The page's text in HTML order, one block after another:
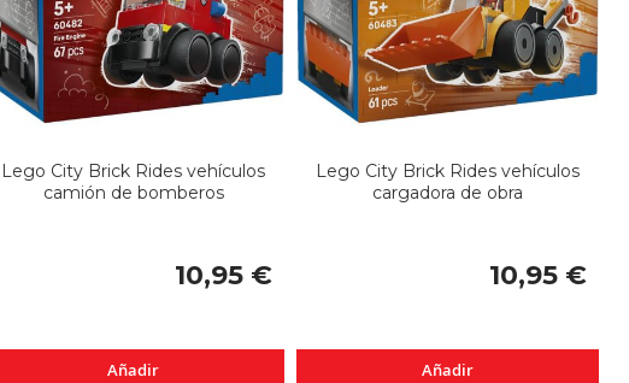
Lego City Brick Rides vehículos
camión de bomberos
10,95 €
Añadir
Lego City Brick Rides vehículos
cargadora de obra
10,95 €
Añadir